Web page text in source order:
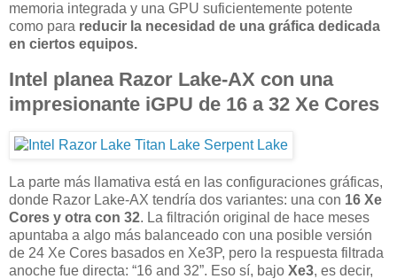
memoria integrada y una GPU suficientemente potente
como para reducir la necesidad de una gráfica dedicada
en ciertos equipos.
Intel planea Razor Lake-AX con una
impresionante iGPU de 16 a 32 Xe Cores
La parte más llamativa está en las configuraciones gráficas,
donde Razor Lake-AX tendría dos variantes: una con 16 Xe
Cores y otra con 32. La filtración original de hace meses
apuntaba a algo más balanceado con una posible versión
de 24 Xe Cores basados en Xe3P, pero la respuesta filtrada
anoche fue directa: “16 and 32”. Eso sí, bajo Xe3, es decir,